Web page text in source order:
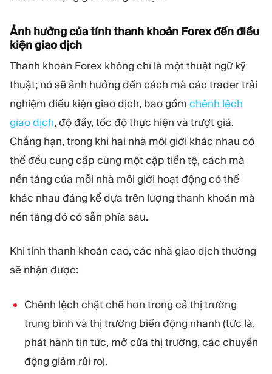
Ảnh hưởng của tính thanh khoản Forex đến điều
kiện giao dịch
Thanh khoản Forex không chỉ là một thuật ngữ kỹ
thuật; nó sẽ ảnh hưởng đến cách mà các trader trải
nghiệm điều kiện giao dịch, bao gồm chênh lệch
giao dịch, độ đầy, tốc độ thực hiện và trượt giá.
Chẳng hạn, trong khi hai nhà môi giới khác nhau có
thể đều cung cấp cùng một cặp tiền tệ, cách mà
nền tảng của mỗi nhà môi giới hoạt động có thể
khác nhau đáng kể dựa trên lượng thanh khoản mà
nền tảng đó có sẵn phía sau.
Khi tính thanh khoản cao, các nhà giao dịch thường
sẽ nhận được:
Chênh lệch chặt chẽ hơn trong cả thị trường
trung bình và thị trường biến động nhanh (tức là,
phát hành tin tức, mở cửa thị trường, các chuyển
động giảm rủi ro).